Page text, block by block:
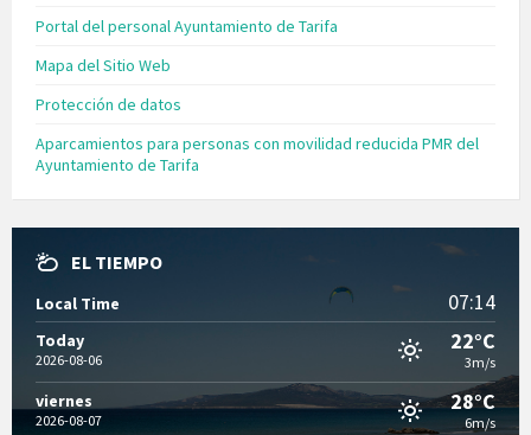
Portal del personal Ayuntamiento de Tarifa
Mapa del Sitio Web
Protección de datos
Aparcamientos para personas con movilidad reducida PMR del
Ayuntamiento de Tarifa
EL TIEMPO
Local Time 07:14
Today
2026-08-06
22°C
3m/s
viernes
2026-08-07
28°C
6m/s